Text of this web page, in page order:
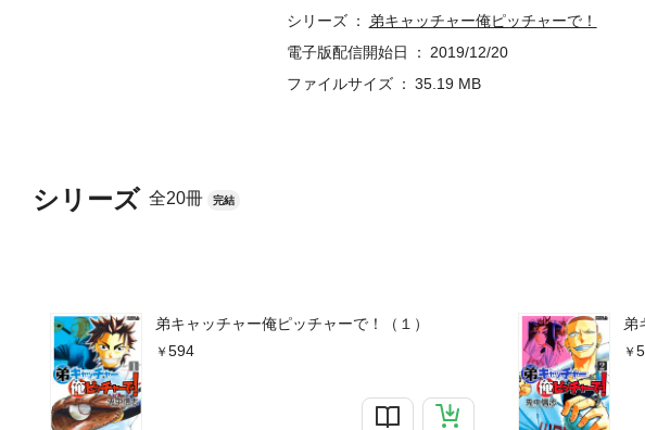
シリーズ 全20冊 完結
弟キャッチャー俺ピッチャーで！（１）
594
弟
シリーズ
弟キャッチャー俺ピッチャーで！
電子版配信開始日
2019/12/20
ファイルサイズ
35.19 MB